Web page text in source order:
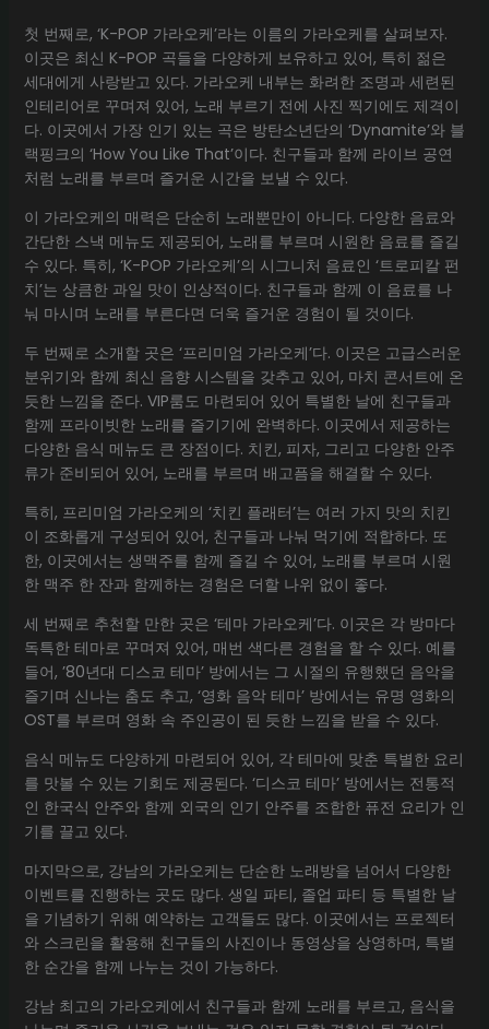
첫 번째로, ‘K-POP 가라오케’라는 이름의 가라오케를 살펴보자.
이곳은 최신 K-POP 곡들을 다양하게 보유하고 있어, 특히 젊은
세대에게 사랑받고 있다. 가라오케 내부는 화려한 조명과 세련된
인테리어로 꾸며져 있어, 노래 부르기 전에 사진 찍기에도 제격이
다. 이곳에서 가장 인기 있는 곡은 방탄소년단의 ‘Dynamite’와 블
랙핑크의 ‘How You Like That’이다. 친구들과 함께 라이브 공연
처럼 노래를 부르며 즐거운 시간을 보낼 수 있다.
이 가라오케의 매력은 단순히 노래뿐만이 아니다. 다양한 음료와
간단한 스낵 메뉴도 제공되어, 노래를 부르며 시원한 음료를 즐길
수 있다. 특히, ‘K-POP 가라오케’의 시그니처 음료인 ‘트로피칼 펀
치’는 상큼한 과일 맛이 인상적이다. 친구들과 함께 이 음료를 나
눠 마시며 노래를 부른다면 더욱 즐거운 경험이 될 것이다.
두 번째로 소개할 곳은 ‘프리미엄 가라오케’다. 이곳은 고급스러운
분위기와 함께 최신 음향 시스템을 갖추고 있어, 마치 콘서트에 온
듯한 느낌을 준다. VIP룸도 마련되어 있어 특별한 날에 친구들과
함께 프라이빗한 노래를 즐기기에 완벽하다. 이곳에서 제공하는
다양한 음식 메뉴도 큰 장점이다. 치킨, 피자, 그리고 다양한 안주
류가 준비되어 있어, 노래를 부르며 배고픔을 해결할 수 있다.
특히, 프리미엄 가라오케의 ‘치킨 플래터’는 여러 가지 맛의 치킨
이 조화롭게 구성되어 있어, 친구들과 나눠 먹기에 적합하다. 또
한, 이곳에서는 생맥주를 함께 즐길 수 있어, 노래를 부르며 시원
한 맥주 한 잔과 함께하는 경험은 더할 나위 없이 좋다.
세 번째로 추천할 만한 곳은 ‘테마 가라오케’다. 이곳은 각 방마다
독특한 테마로 꾸며져 있어, 매번 색다른 경험을 할 수 있다. 예를
들어, ’80년대 디스코 테마’ 방에서는 그 시절의 유행했던 음악을
즐기며 신나는 춤도 추고, ‘영화 음악 테마’ 방에서는 유명 영화의
OST를 부르며 영화 속 주인공이 된 듯한 느낌을 받을 수 있다.
음식 메뉴도 다양하게 마련되어 있어, 각 테마에 맞춘 특별한 요리
를 맛볼 수 있는 기회도 제공된다. ‘디스코 테마’ 방에서는 전통적
인 한국식 안주와 함께 외국의 인기 안주를 조합한 퓨전 요리가 인
기를 끌고 있다.
마지막으로, 강남의 가라오케는 단순한 노래방을 넘어서 다양한
이벤트를 진행하는 곳도 많다. 생일 파티, 졸업 파티 등 특별한 날
을 기념하기 위해 예약하는 고객들도 많다. 이곳에서는 프로젝터
와 스크린을 활용해 친구들의 사진이나 동영상을 상영하며, 특별
한 순간을 함께 나누는 것이 가능하다.
강남 최고의 가라오케에서 친구들과 함께 노래를 부르고, 음식을